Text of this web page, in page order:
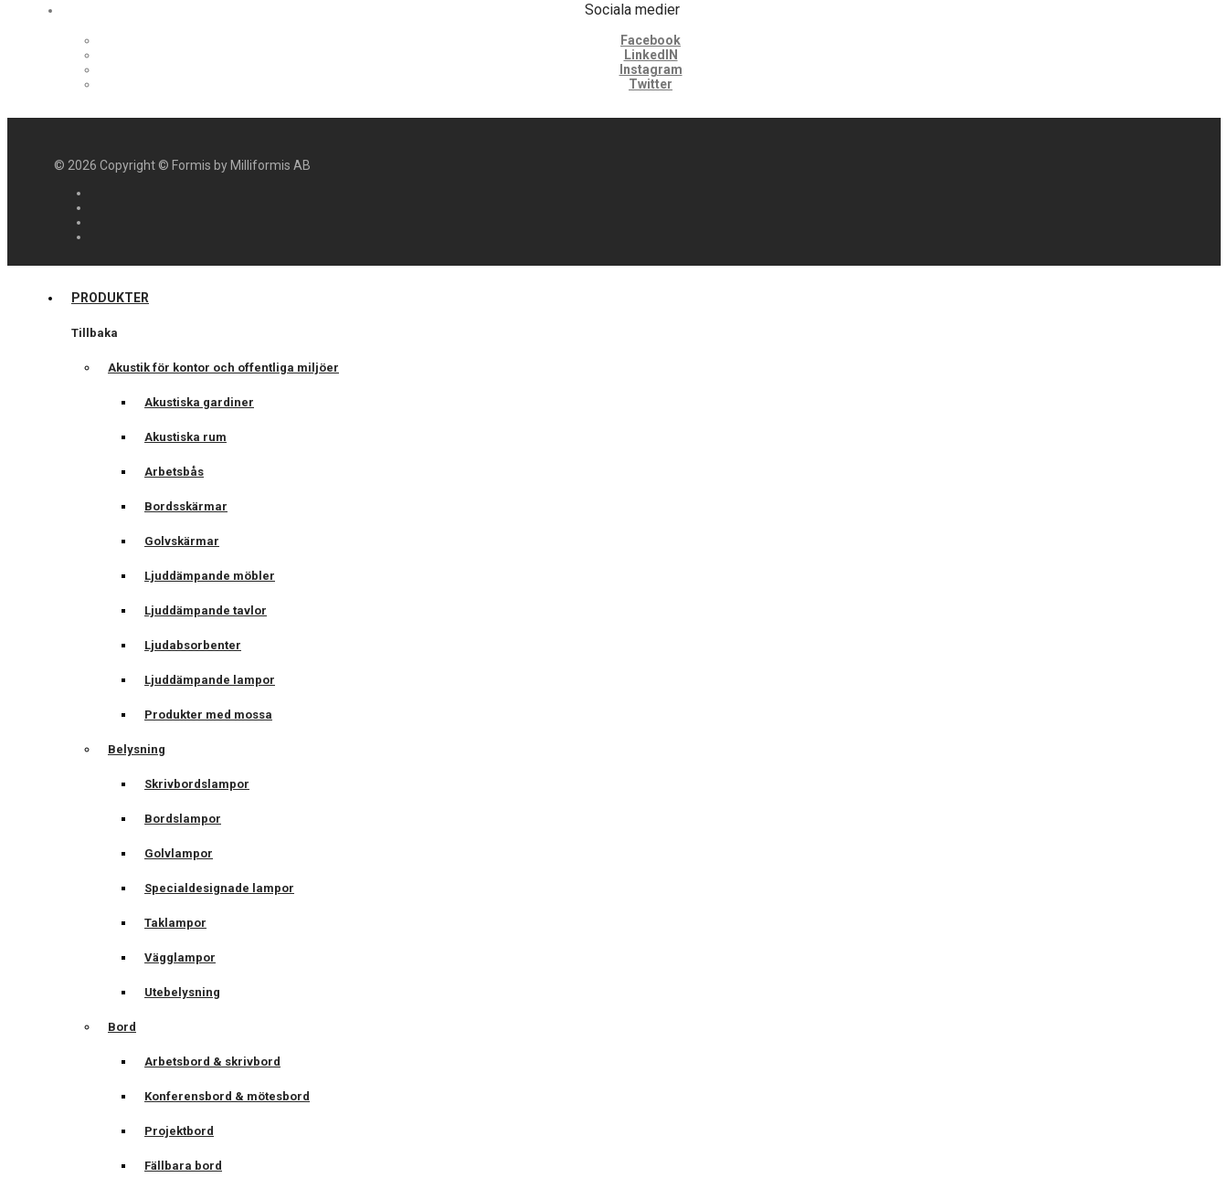
Sociala medier
Facebook
LinkedIN
Instagram
Twitter
© 2026 Copyright © Formis by Milliformis AB
PRODUKTER
Tillbaka
Akustik för kontor och offentliga miljöer
Akustiska gardiner
Akustiska rum
Arbetsbås
Bordsskärmar
Golvskärmar
Ljuddämpande möbler
Ljuddämpande tavlor
Ljudabsorbenter
Ljuddämpande lampor
Produkter med mossa
Belysning
Skrivbordslampor
Bordslampor
Golvlampor
Specialdesignade lampor
Taklampor
Vägglampor
Utebelysning
Bord
Arbetsbord & skrivbord
Konferensbord & mötesbord
Projektbord
Fällbara bord